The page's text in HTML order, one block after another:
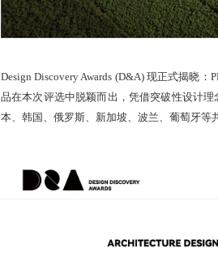
Design Discovery Awards (D&A) 现正式揭晓
品在本次评选中脱颖而出，凭借突破性设计
本、韩国、俄罗斯、新加坡、波兰、葡萄牙等